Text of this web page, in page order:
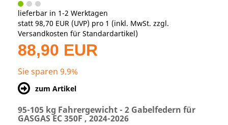
lieferbar in 1-2 Werktagen
statt 98,70 EUR (UVP) pro 1 (inkl. MwSt. zzgl.
Versandkosten für Standardartikel)
88,90 EUR
Sie sparen 9.9%
zum Artikel
95-105 kg Fahrergewicht - 2 Gabelfedern für
GASGAS EC 350F , 2024-2026